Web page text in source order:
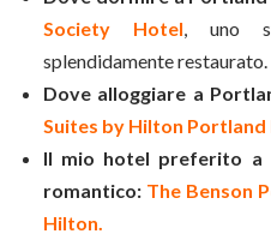
Society Hotel, uno
splendidamente restaurato.
Dove alloggiare a
Suites by Hilton
Il mio hotel preferito a
romantico: The Benson
Hilton.